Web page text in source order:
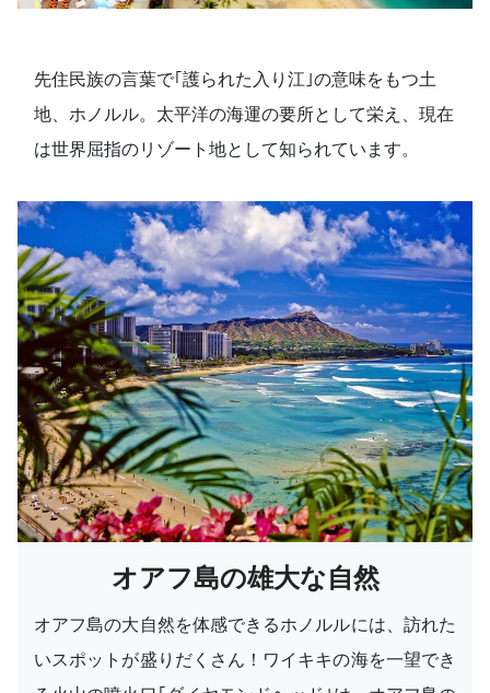
先住民族の言葉で｢護られた入り江｣の意味をもつ土
地、ホノルル。太平洋の海運の要所として栄え、現在
は世界屈指のリゾート地として知られています。
オアフ島の雄大な自然
オアフ島の大自然を体感できるホノルルには、訪れた
いスポットが盛りだくさん！ワイキキの海を一望でき